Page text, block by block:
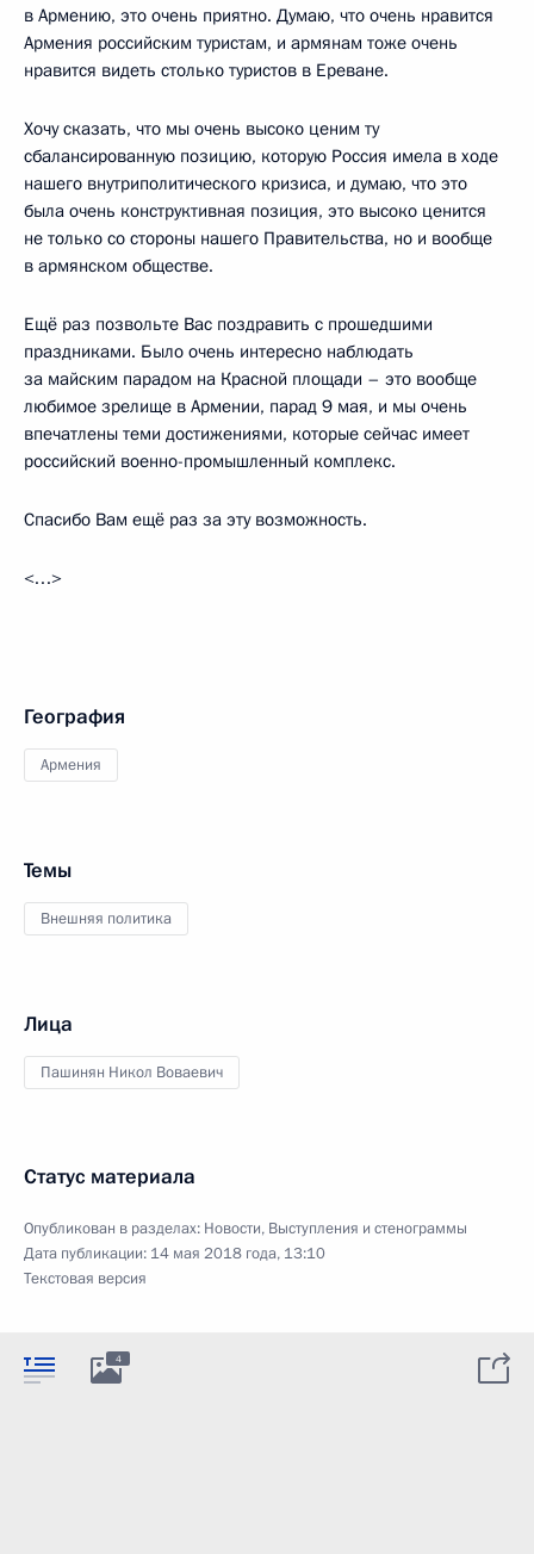
в Армению, это очень приятно. Думаю, что очень нравится
Армения российским туристам, и армянам тоже очень
нравится видеть столько туристов в Ереване.
Хочу сказать, что мы очень высоко ценим ту
сбалансированную позицию, которую Россия имела в ходе
нашего внутриполитического кризиса, и думаю, что это
была очень конструктивная позиция, это высоко ценится
не только со стороны нашего Правительства, но и вообще
в армянском обществе.
Ещё раз позвольте Вас поздравить с прошедшими
праздниками. Было очень интересно наблюдать
за майским парадом на Красной площади – это вообще
любимое зрелище в Армении, парад 9 мая, и мы очень
впечатлены теми достижениями, которые сейчас имеет
российский военно-промышленный комплекс.
Спасибо Вам ещё раз за эту возможность.
<…>
География
Армения
Темы
Внешняя политика
Лица
Пашинян Никол Воваевич
Статус материала
Опубликован в разделах: Новости, Выступления и стенограммы
Дата публикации: 14 мая 2018 года, 13:10
Текстовая версия
4